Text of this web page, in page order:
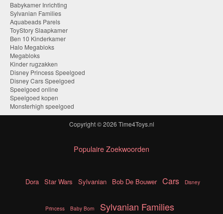
Babykamer Inrichting
Sylvanian Families
Aquabeads Parels
ToyStory Slaapkamer
Ben 10 Kinderkamer
Halo Megabloks
Megabloks
Kinder rugzakken
Disney Princess Speelgoed
Disney Cars Speelgoed
Speelgoed online
Speelgoed kopen
Monsterhigh speelgoed
Copyright © 2026 Time4Toys.nl
Populaire Zoekwoorden
Dora Star Wars Sylvanian Bob De Bouwer Cars Disney
Princess Baby Born Sylvanian Families